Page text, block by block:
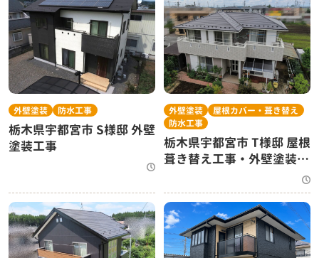
外壁塗装 防水工事
栃木県宇都宮市 S様邸 外壁
塗装工事
外壁塗装
屋根カバー・葺き替え
防水工事
栃木県宇都宮市 T様邸 屋根
葺き替え工事・外壁塗装工
事・ベランダシート防水工
事